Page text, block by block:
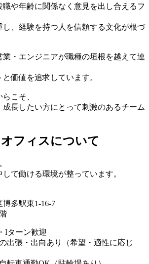
職や年齢に関係なく意見を出し合えるフ
し、経験を持つ人を信頼する文化が根づ
業・エンジニアが職種の垣根を越えて連
価値を追求しています。
こそ、
成長したい方にとって刺激のあるチーム
フィスについて
て働ける環境が整っています。
多駅東1-16-7
・ Iターン歓迎
出張・出向あり（希望・適性に応じ